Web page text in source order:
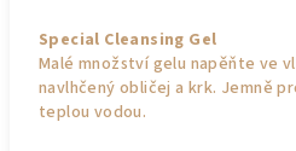
Special Cleansing Gel
Malé množství gelu napěňte ve
navlhčený obličej a krk. Jemně
teplou vodou.